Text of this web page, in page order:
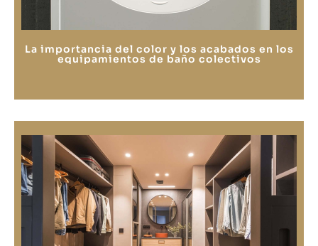
La importancia del color y los acabados en los
equipamientos de baño colectivos